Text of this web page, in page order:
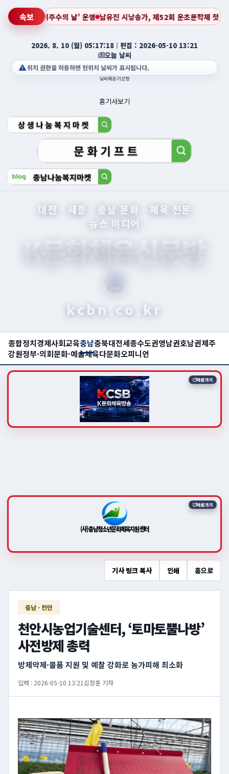
속보
제52회 운초문학제 첫 무대 성료… 새로운 도전의 시작을 알리다 한국다
2026. 8. 10 (월) 05:17:21 ㅣ 편집 : 2026-05-10 13:21
오늘 날씨
위치 권한을 허용하면 현위치 날씨가 표시됩니다.
날씨제공:기상청
홈기사보기
대전 · 세종 · 충남 문화 · 체육 전문
뉴스 미디어
K문화체육신문방
송
kcbn.co.kr
종합정치경제사회교육충남충북대전세종수도권영남권호남권제주
강원정부·의회문화·예술체육다문화오피니언
바로가기
(사)충남청소년문화체육지원센터
바로가기
기사 링크 복사 인쇄 홈으로
충남 · 천안
천안시농업기술센터, ‘토마토뿔나방’
사전방제 총력
방제약제·물품 지원 및 예찰 강화로 농가피해 최소화
입력 : 2026-05-10 13:21김정훈 기자